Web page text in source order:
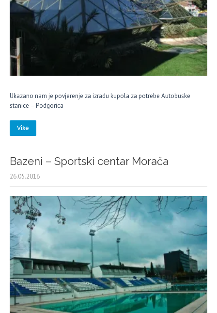
Ukazano nam je povjerenje za izradu kupola za potrebe Autobuske
stanice – Podgorica
Više
Bazeni – Sportski centar Morača
26.05.2016